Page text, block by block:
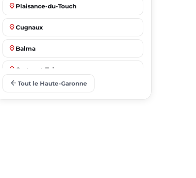
place Plaisance-du-Touch
place Cugnaux
place Balma
place Castanet-Tolosan
arrow_back Tout le Haute-Garonne